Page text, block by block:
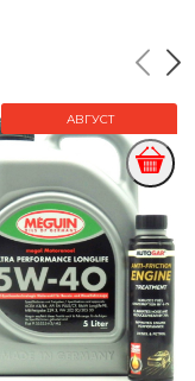
АВГУСТ